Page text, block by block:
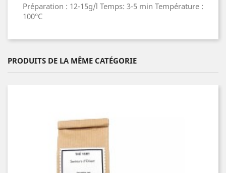
Préparation : 12-15g/l Temps: 3-5 min Température :
100°C
PRODUITS DE LA MÊME CATÉGORIE